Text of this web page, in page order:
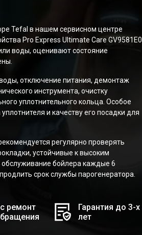
Tefal в нашем сервисном центре
Pro Express Ultimate Care GV9581E0.
воды, оценивают состояние
отключение питания, демонтаж
инструмента, очистку
уплотнительного кольца. Особое
и качеству его посадки для
регулярно проверять
устойчивые к высоким
бойлера каждые 6
срок службы парогенератора.
ремонт
Гарантия до 3-х
лет